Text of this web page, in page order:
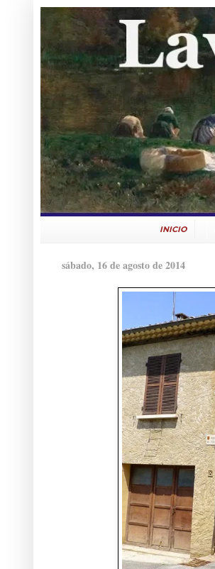
INICIO
sábado, 16 de agosto de 2014